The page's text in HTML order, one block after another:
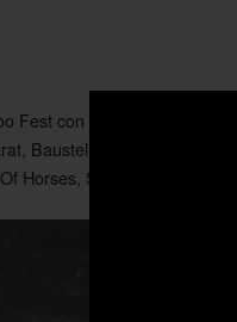
Fest con The Zen Circus, Ex
Baustelle, Arab Strap e
Horses, Shins, Timber Timbre